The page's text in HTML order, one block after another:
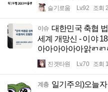
슬기로움 Lv.92 조회
이슈 대한민국 축협
세계 개망신 - 이야
아아아아아아앍ㄺㄺ
진겟타원 Lv.70 조회
계층 일기주의)오늘